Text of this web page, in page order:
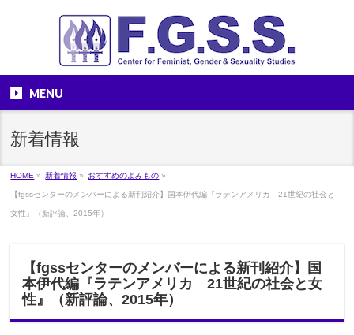
MENU
新着情報
HOME » 新着情報 » おすすめのよみもの »
【fgssセンターのメンバーによる新刊紹介】国本伊代編『ラテンアメリカ 21世紀の社会と
女性』（新評論、2015年）
【fgssセンターのメンバーによる新刊紹介】国
本伊代編『ラテンアメリカ 21世紀の社会と女
性』（新評論、2015年）